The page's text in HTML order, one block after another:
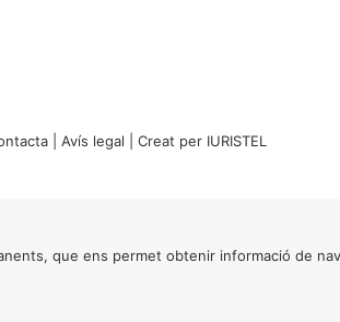
Avís legal | Creat per IURISTEL
que ens permet obtenir informació de